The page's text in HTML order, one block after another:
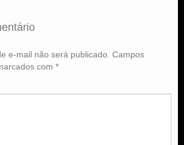
e-mail não será publicado. Campos
com *